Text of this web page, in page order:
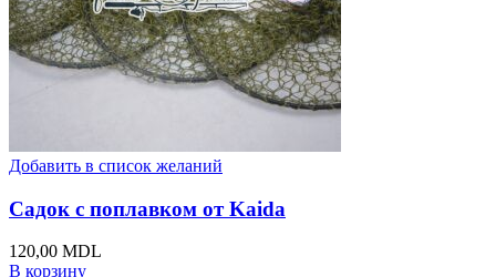
Добавить в список желаний
Садок с поплавком от Kaida
120,00 MDL
В корзину